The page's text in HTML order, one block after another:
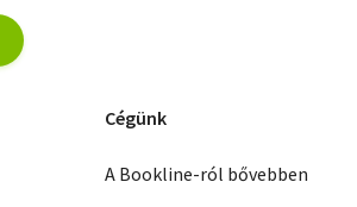
Cégünk
A Bookline-ról bővebben